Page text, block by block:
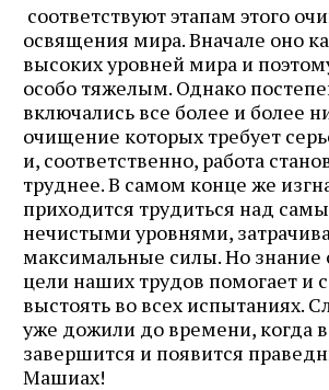
соответствуют этапам этого
освящения мира. Вначале оно
высоких уровней мира и
особо тяжелым. Однако
включались все более и более
очищение которых требует
и, соответственно, работа
труднее. В самом конце же
приходится трудиться над
нечистыми уровнями,
максимальные силы. Но знание
цели наших трудов помогает и
выстоять во всех испытаниях.
уже дожили до времени, когда
завершится и появится
Машиах!